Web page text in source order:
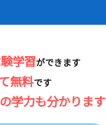
学習ができます
無料です
学力も分かります